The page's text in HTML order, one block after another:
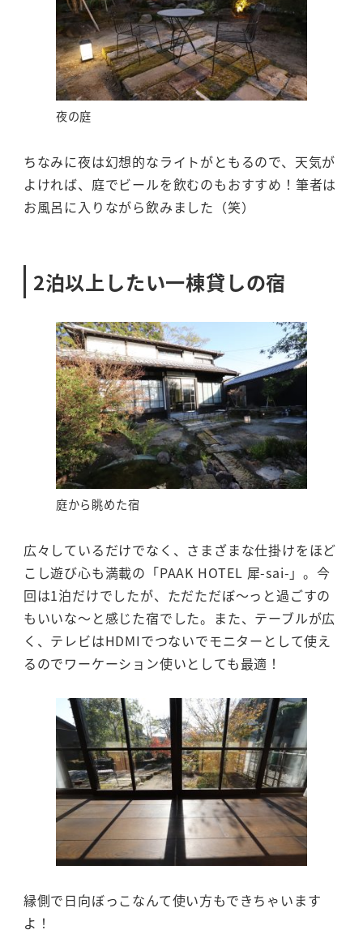
夜の庭
ちなみに夜は幻想的なライトがともるので、天気が
よければ、庭でビールを飲むのもおすすめ！筆者は
お風呂に入りながら飲みました（笑）
2泊以上したい一棟貸しの宿
庭から眺めた宿
広々しているだけでなく、さまざまな仕掛けをほど
こし遊び心も満載の「PAAK HOTEL 犀-sai-」。今
回は1泊だけでしたが、ただただぼ～っと過ごすの
もいいな～と感じた宿でした。また、テーブルが広
く、テレビはHDMIでつないでモニターとして使え
るのでワーケーション使いとしても最適！
縁側で日向ぼっこなんて使い方もできちゃいます
よ！